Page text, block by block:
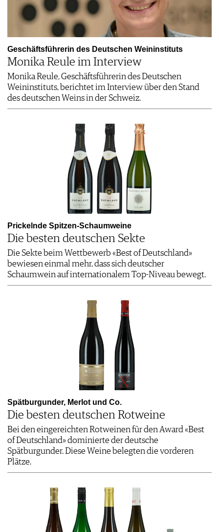
Geschäftsführerin des Deutschen Weininstituts
Monika Reule im Interview
Monika Reule, Geschäftsführerin des Deutschen
Weininstituts, berichtet im Interview über den Stand
des deutschen Weins in der Schweiz.
Prickelnde Spitzen-Schaumweine
Die besten deutschen Sekte
Die Sekte beim Wettbewerb «Best of Deutschland»
bewiesen einmal mehr, dass sich deutscher
Schaumwein auf internationalem Top-Niveau bewegt.
Spätburgunder, Merlot und Co.
Die besten deutschen Rotweine
Bei den eingereichten Rotweinen für den Award «Best
of Deutschland» dominierte der deutsche
Spätburgunder. Diese Weine belegten die vorderen
Plätze.